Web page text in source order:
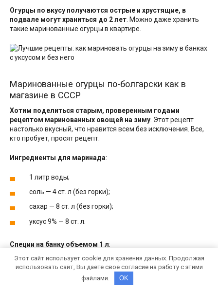
Огурцы по вкусу получаются острые и хрустящие, в
подвале могут храниться до 2 лет. Можно даже хранить
такие маринованные огурцы в квартире.
Маринованные огурцы по-болгарски как в
магазине в СССР
Хотим поделиться старым, проверенным годами
рецептом маринованных овощей на зиму . Этот рецепт
настолько вкусный, что нравится всем без исключения. Все,
кто пробует, просят рецепт.
Ингредиенты для маринада:
1 литр воды;
соль — 4 ст. л (без горки);
сахар — 8 ст. л (без горки);
уксус 9% — 8 ст. л.
Специи на банку объемом 1 л:
лавровый лист — 1 шт.;
душистый перец — 4-5 горошин;
Этот сайт использует cookie для хранения данных. Продолжая
использовать сайт, Вы даете свое согласие на работу с этими
файлами.
OK